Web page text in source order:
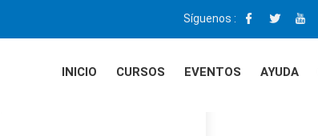
Síguenos :
INICIO CURSOS EVENTOS AYUDA